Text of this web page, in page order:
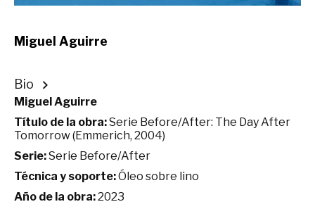
Miguel Aguirre
Bio
Miguel Aguirre
Título de la obra:Serie Before/After: The Day After
Tomorrow (Emmerich, 2004)
Serie:Serie Before/After
Técnica y soporte:Óleo sobre lino
Año de la obra:2023